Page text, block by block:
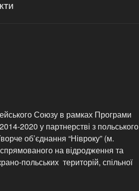
Союзу в рамках Програми
2020 у партнерстві з польського
об’єднання “Нівроку” (м.
спрямованого на відродження та
польських територій, спільної